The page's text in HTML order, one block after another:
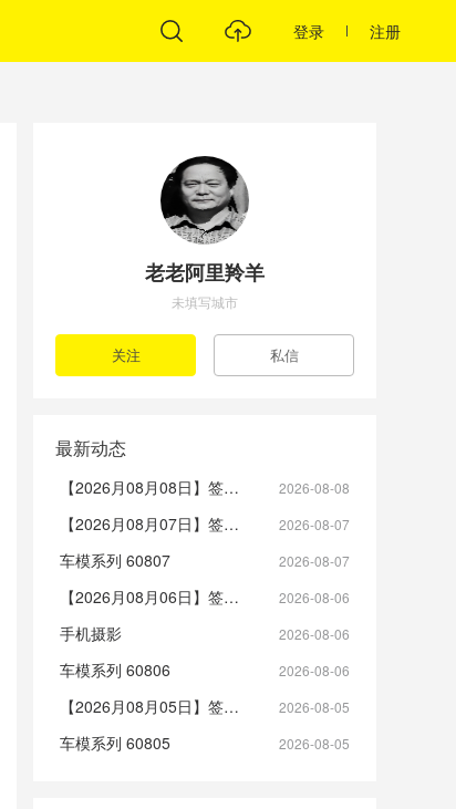
登录 注册
老老阿里羚羊
未填写城市
最新动态
2026-08-08
【2026月08月08日】签到帖
2026-08-07
【2026月08月07日】签到帖
2026-08-07
车模系列 60807
2026-08-06
【2026月08月06日】签到帖
2026-08-06
手机摄影
2026-08-06
车模系列 60806
2026-08-05
【2026月08月05日】签到帖
2026-08-05
车模系列 60805